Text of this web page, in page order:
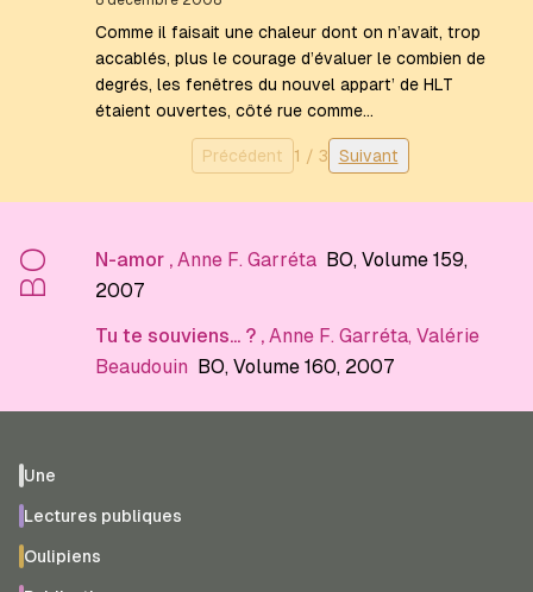
Comme il faisait une chaleur dont on n’avait, trop
accablés, plus le courage d’évaluer le combien de
degrés, les fenêtres du nouvel appart’ de HLT
étaient ouvertes, côté rue comme…
Précédent 1 / 3 Suivant
BO N-amor , Anne F. Garréta BO, Volume 159,
2007
Tu te souviens... ? , Anne F. Garréta, Valérie
Beaudouin BO, Volume 160, 2007
Une
Lectures publiques
Oulipiens